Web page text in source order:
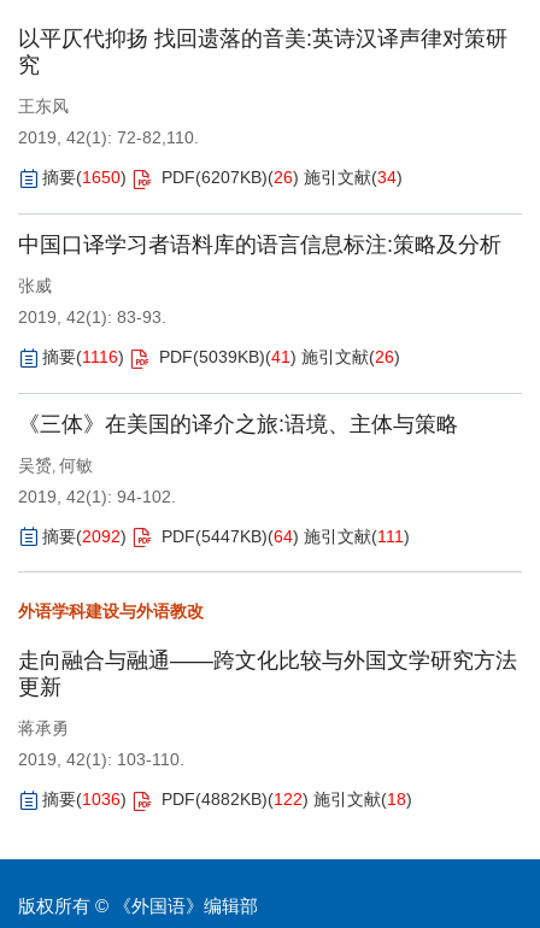
以平仄代抑扬 找回遗落的音美:英诗汉译声律对策研
究
王东风
2019, 42(1): 72-82,110.
摘要(1650) PDF(6207KB)(26) 施引文献(34)
中国口译学习者语料库的语言信息标注:策略及分析
张威
2019, 42(1): 83-93.
摘要(1116) PDF(5039KB)(41) 施引文献(26)
《三体》在美国的译介之旅:语境、主体与策略
吴赟 何敏
2019, 42(1): 94-102.
摘要(2092) PDF(5447KB)(64) 施引文献(111)
外语学科建设与外语教改
走向融合与融通——跨文化比较与外国文学研究方法
更新
蒋承勇
2019, 42(1): 103-110.
摘要(1036) PDF(4882KB)(122) 施引文献(18)
版权所有 © 《外国语》编辑部